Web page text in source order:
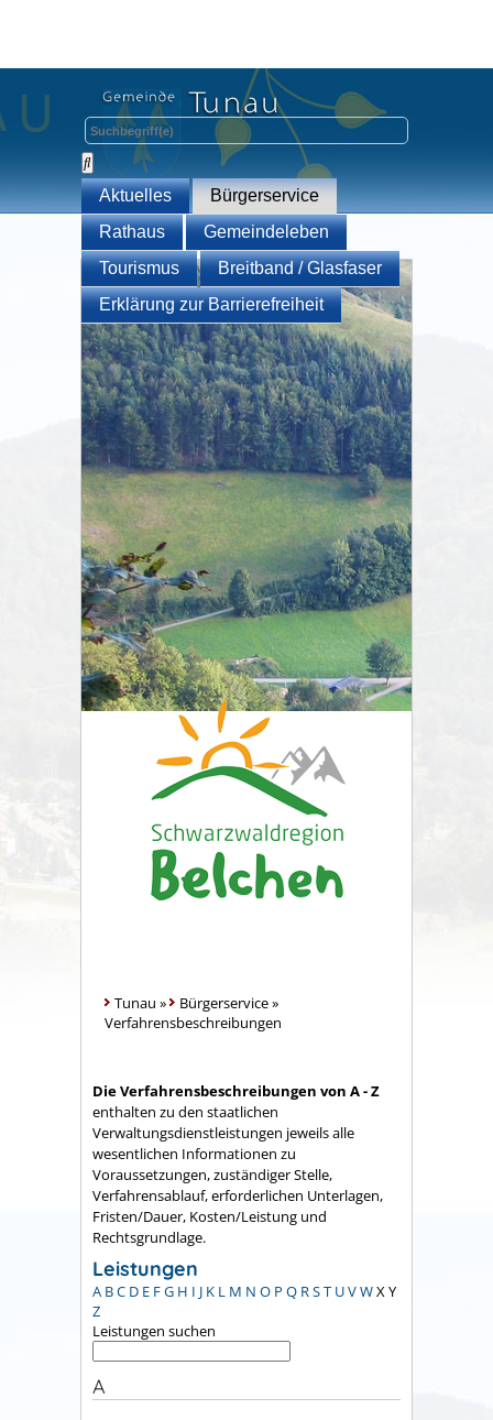
Aktuelles
Bürgerservice
Rathaus
Gemeindeleben
Tourismus
Breitband / Glasfaser
Erklärung zur Barrierefreiheit
Tunau » Bürgerservice»
Verfahrensbeschreibungen
Die Verfahrensbeschreibungen von A - Z
enthalten zu den staatlichen
Verwaltungsdienstleistungen jeweils alle
wesentlichen Informationen zu
Voraussetzungen, zuständiger Stelle,
Verfahrensablauf, erforderlichen Unterlagen,
Fristen/Dauer, Kosten/Leistung und
Rechtsgrundlage.
Leistungen
A BC D E FG H I J K L M N O P Q RST UVWXY
Z
Leistungen suchen
A